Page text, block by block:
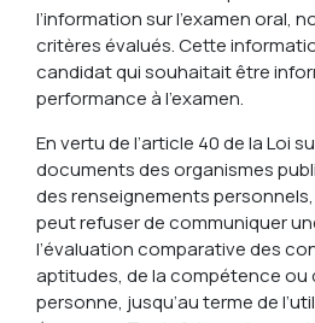
l’information sur l’examen oral,
critères évalués. Cette
candidat qui souhaitait être
performance à l’examen.
En vertu de l’article 40 de la Loi
documents des organismes
des renseignements
peut refuser de communiquer
l’évaluation comparative des
aptitudes, de la compétence ou
personne, jusqu’au terme de